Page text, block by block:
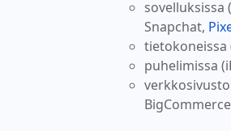
sovelluksissa (
Snapchat,
tietokoneissa
puhelimissa